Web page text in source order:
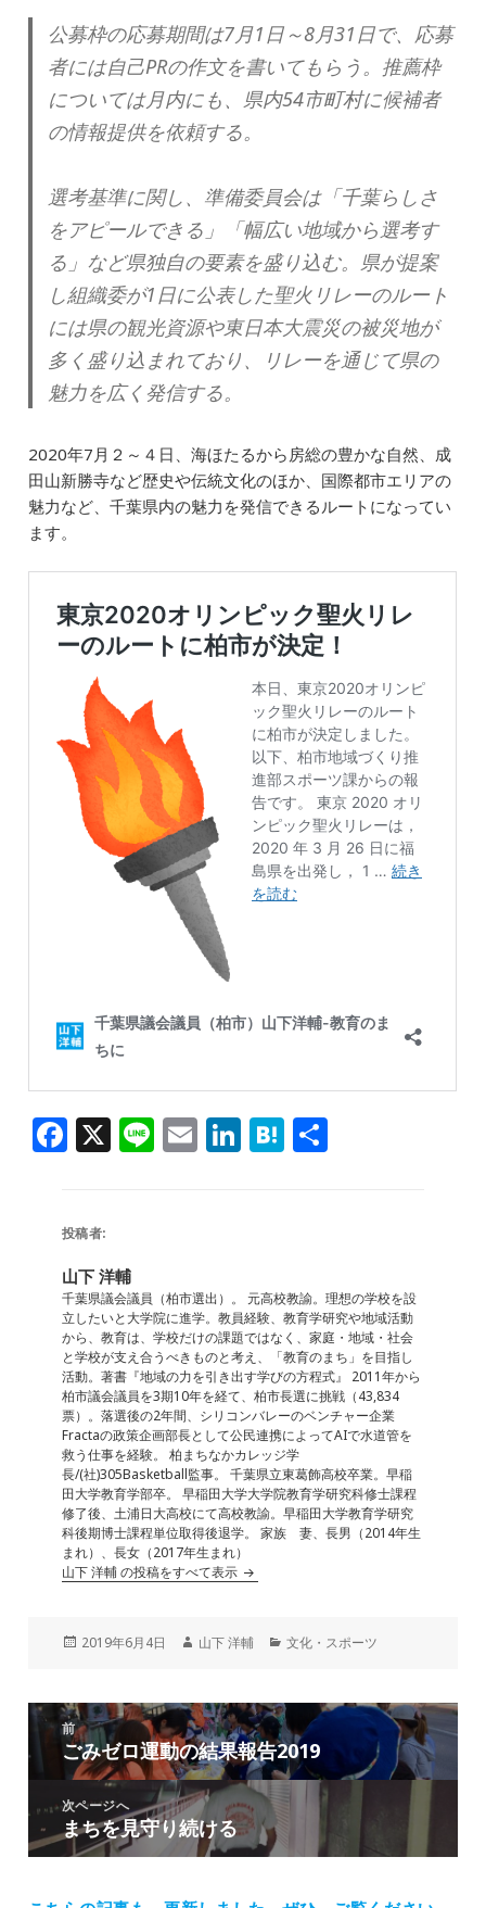
公募枠の応募期間は7月1日～8月31日で、応募
者には自己PRの作文を書いてもらう。推薦枠
については月内にも、県内54市町村に候補者
の情報提供を依頼する。
選考基準に関し、準備委員会は「千葉らしさ
をアピールできる」「幅広い地域から選考す
る」など県独自の要素を盛り込む。県が提案
し組織委が1日に公表した聖火リレーのルート
には県の観光資源や東日本大震災の被災地が
多く盛り込まれており、リレーを通じて県の
魅力を広く発信する。
2020年7月２～４日、海ほたるから房総の豊かな自然、成
田山新勝寺など歴史や伝統文化のほか、国際都市エリアの
魅力など、千葉県内の魅力を発信できるルートになってい
ます。
F
e
b
o
o
k
X Li E Li
n
H
投稿者:
山下 洋輔
千葉県議会議員（柏市選出）。 元高校教諭。理想の学校を設
立したいと大学院に進学。教員経験、教育学研究や地域活動
から、教育は、学校だけの課題ではなく、家庭・地域・社会
と学校が支え合うべきものと考え、「教育のまち」を目指し
活動。著書『地域の力を引き出す学びの方程式』 2011年から
柏市議会議員を3期10年を経て、柏市長選に挑戦（43,834
票）。落選後の2年間、シリコンバレーのベンチャー企業
Fractaの政策企画部長として公民連携によってAIで水道管を
救う仕事を経験。 柏まちなかカレッジ学
長/(社)305Basketball監事。 千葉県立東葛飾高校卒業。早稲
田大学教育学部卒。 早稲田大学大学院教育学研究科修士課程
修了後、土浦日大高校にて高校教諭。早稲田大学教育学研究
科後期博士課程単位取得後退学。 家族 妻、長男（2014年生
まれ）、長女（2017年生まれ）
山下 洋輔 の投稿をすべて表示
投
2019年6月4日
作
山下 洋輔
カ
リ
ー
文化・スポーツ
投
ゲ
ー
前
前
の
投
稿:
ごみゼロ運動の結果報告2019
次ページへ
次
の
まちを見守り続ける